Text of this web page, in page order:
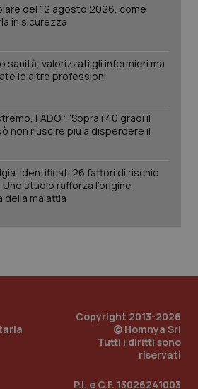
del 12 agosto 2026, come
in sicurezza
sanità, valorizzati gli infermieri ma
le altre professioni
FADOI: “Sopra i 40 gradi il
non riuscire più a disperdere il
Identificati 26 fattori di rischio
studio rafforza l’origine
della malattia
Copyright 2013-2026
© Homnya Srl
Tutti i diritti sono
riservati
P.I. e C.F. 13026241003
Google LLC
.quotidianosanita.it